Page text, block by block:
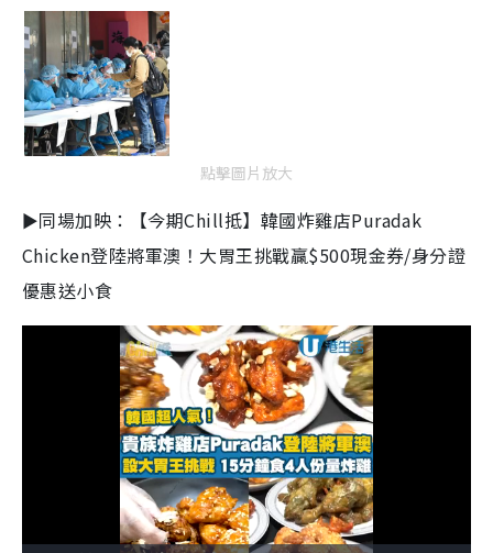
點擊圖片放大
►同場加映：【今期Chill抵】韓國炸雞店Puradak
Chicken登陸將軍澳！大胃王挑戰贏$500現金券/身分證
優惠送小食